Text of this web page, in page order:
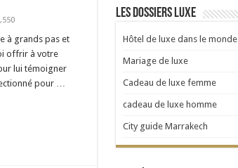
à grands pas et
offrir à votre
lui témoigner
pour …
Les dossiers Luxe
Hôtel de luxe dans le monde
Mariage de luxe
Cadeau de luxe femme
cadeau de luxe homme
City guide Marrakech